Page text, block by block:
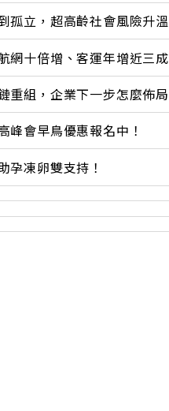
孤立，超高齡社會風險升溫
網十倍增、客運年增近三成
重組，企業下一步怎麼佈局
峰會早鳥優惠報名中！
孕凍卵雙支持！